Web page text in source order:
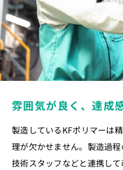
雰囲気が良く、達成
製造しているKFポリマーは
理が欠かせません。製造過
技術スタッフなどと連携し